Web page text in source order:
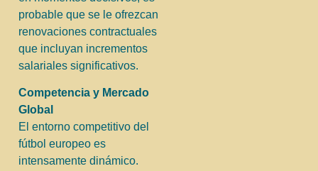
probable que se le ofrezcan
renovaciones contractuales
que incluyan incrementos
salariales significativos.
Competencia y Mercado
Global
El entorno competitivo del
fútbol europeo es
intensamente dinámico.